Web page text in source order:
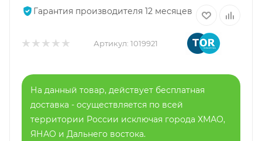
Гарантия производителя 12 месяцев
Артикул: 1019921
На данный товар, действует бесплатная
доставка - осуществляется по всей
территории России исключая города ХМАО,
ЯНАО и Дальнего востока.